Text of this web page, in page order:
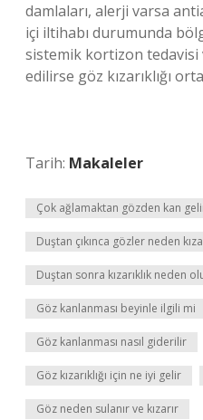
damlaları, alerji varsa
içi iltihabı durumunda
sistemik kortizon
edilirse göz kızarıklığı
Tarih: Makaleler
Çok ağlamaktan gözden kan
Duştan çıkınca gözler neden
Duştan sonra kızarıklık neden
Göz kanlanması beyinle ilgili mi
Göz kanlanması nasıl giderilir
Göz kızarıklığı için ne iyi gelir
Göz neden sulanır ve kızarır